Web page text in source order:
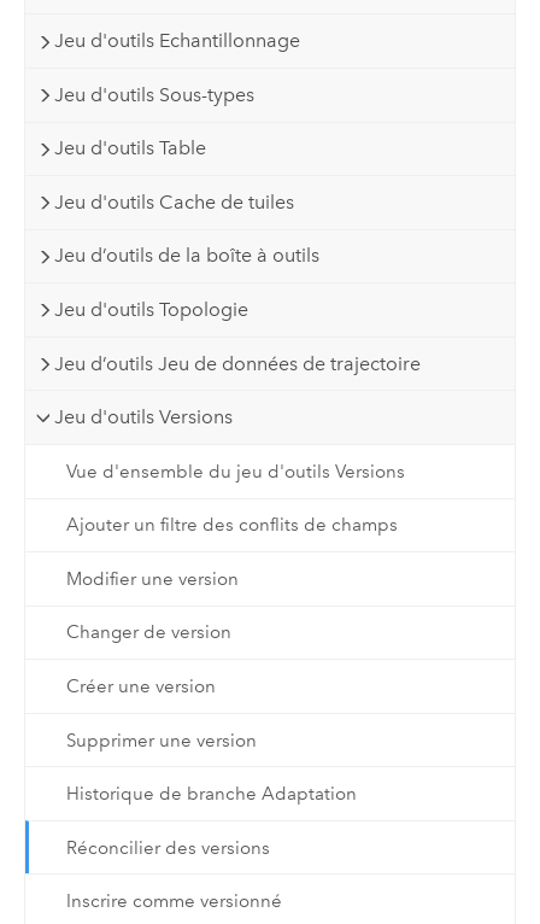
Jeu d'outils Echantillonnage
Jeu d'outils Sous-types
Jeu d'outils Table
Jeu d'outils Cache de tuiles
Jeu d’outils de la boîte à outils
Jeu d'outils Topologie
Jeu d’outils Jeu de données de trajectoire
Jeu d'outils Versions
Vue d'ensemble du jeu d'outils Versions
Ajouter un filtre des conflits de champs
Modifier une version
Changer de version
Créer une version
Supprimer une version
Historique de branche Adaptation
Réconcilier des versions
Inscrire comme versionné